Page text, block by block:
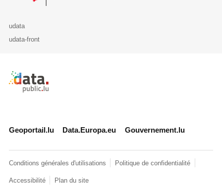
udata
udata-front
Retour à l'accueil de data.public.lu
Geoportail.lu Data.Europa.eu Gouvernement.lu
Conditions générales d'utilisations Politique de confidentialité
Accessibilité Plan du site